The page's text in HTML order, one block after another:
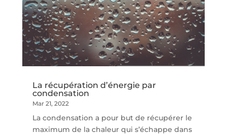
La récupération d’énergie par
condensation
Mar 21, 2022
La condensation a pour but de récupérer le
maximum de la chaleur qui s’échappe dans